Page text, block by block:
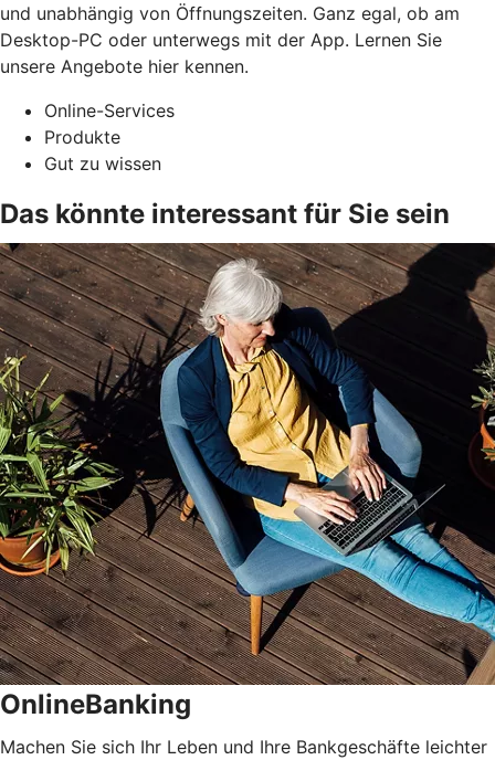
und unabhängig von Öffnungszeiten. Ganz egal, ob am
Desktop-PC oder unterwegs mit der App. Lernen Sie
unsere Angebote hier kennen.
Online-Services
Produkte
Gut zu wissen
Das könnte interessant für Sie sein
OnlineBanking
Machen Sie sich Ihr Leben und Ihre Bankgeschäfte leichter